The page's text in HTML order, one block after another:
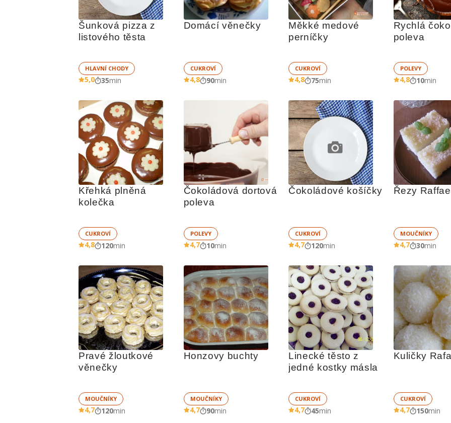
Šunková pizza z
listového těsta
HLAVNÍ CHODY
5,0 35min
Domácí věnečky
CUKROVÍ
4,8 90min
Měkké medové
perníčky
CUKROVÍ
4,8 75min
Rychlá
poleva
POLEVY
4,8 10min
Křehká plněná
kolečka
CUKROVÍ
4,8 120min
Čokoládová dortová
poleva
POLEVY
4,7 10min
Čokoládové košíčky
CUKROVÍ
4,7 120min
Řezy
MOUČNÍKY
4,7 30min
Pravé žloutkové
věnečky
MOUČNÍKY
4,7 120min
Honzovy buchty
MOUČNÍKY
4,7 90min
Linecké těsto z
jedné kostky másla
CUKROVÍ
4,7 45min
Kuličky
CUKROVÍ
4,7 150min